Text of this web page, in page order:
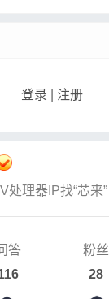
登录 注册
处理器IP找“芯来”
答
粉丝
28